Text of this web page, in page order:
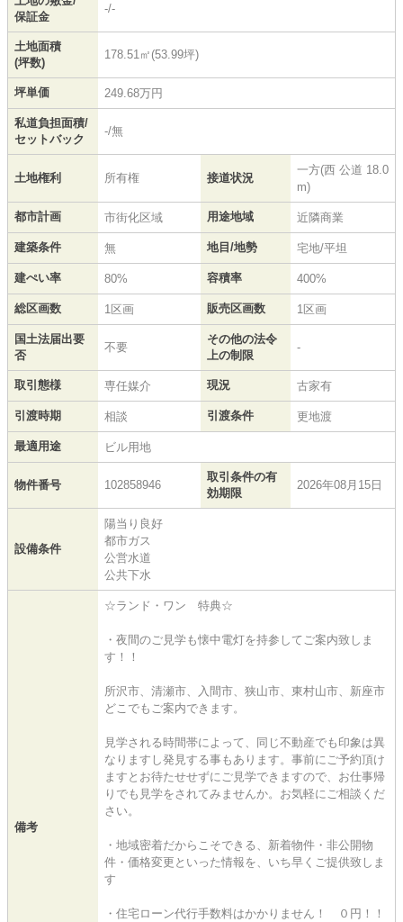
保証金
-/-
土地面積
(坪数)
178.51㎡(53.99坪)
坪単価 249.68万円
私道負担面積/
セットバック
-/無
土地権利 所有権 接道状況
一方(西 公道 18.0
m)
都市計画 市街化区域 用途地域 近隣商業
建築条件 無 地目/地勢 宅地/平坦
建ぺい率 80% 容積率 400%
総区画数 1区画 販売区画数 1区画
国土法届出要
否
不要
その他の法令
上の制限
-
取引態様 専任媒介 現況 古家有
引渡時期 相談 引渡条件 更地渡
最適用途 ビル用地
物件番号 102858946
取引条件の有
効期限
2026年08月15日
設備条件
陽当り良好
都市ガス
公営水道
公共下水
備考
☆ランド・ワン 特典☆
・夜間のご見学も懐中電灯を持参してご案内致しま
す！！
所沢市、清瀬市、入間市、狭山市、東村山市、新座市
どこでもご案内できます。
見学される時間帯によって、同じ不動産でも印象は異
なりますし発見する事もあります。事前にご予約頂け
ますとお待たせせずにご見学できますので、お仕事帰
りでも見学をされてみませんか。お気軽にご相談くだ
さい。
・地域密着だからこそできる、新着物件・非公開物
件・価格変更といった情報を、いち早くご提供致しま
す
・住宅ローン代行手数料はかかりません！ ０円！！